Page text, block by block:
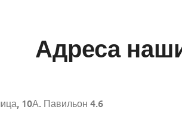
Адреса
10А. Павильон 4.6